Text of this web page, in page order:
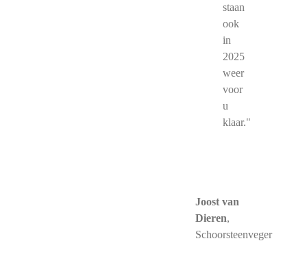
staan
ook
in
2025
weer
voor
u
klaar."
Joost van
Dieren,
Schoorsteenveger